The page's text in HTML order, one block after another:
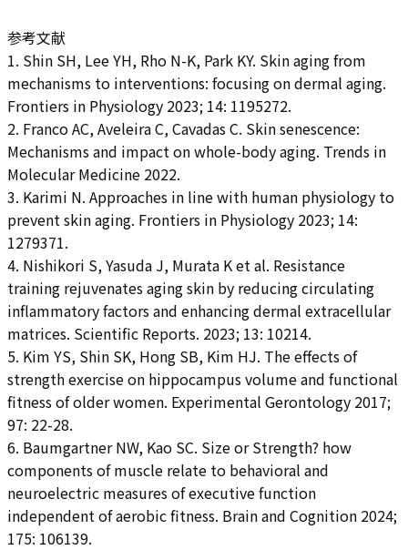
参考文献
1. Shin SH, Lee YH, Rho N-K, Park KY. Skin aging from
mechanisms to interventions: focusing on dermal aging.
Frontiers in Physiology 2023; 14: 1195272.
2. Franco AC, Aveleira C, Cavadas C. Skin senescence:
Mechanisms and impact on whole-body aging. Trends in
Molecular Medicine 2022.
3. Karimi N. Approaches in line with human physiology to
prevent skin aging. Frontiers in Physiology 2023; 14:
1279371.
4. Nishikori S, Yasuda J, Murata K et al. Resistance
training rejuvenates aging skin by reducing circulating
inflammatory factors and enhancing dermal extracellular
matrices. Scientific Reports. 2023; 13: 10214.
5. Kim YS, Shin SK, Hong SB, Kim HJ. The effects of
strength exercise on hippocampus volume and functional
fitness of older women. Experimental Gerontology 2017;
97: 22-28.
6. Baumgartner NW, Kao SC. Size or Strength? how
components of muscle relate to behavioral and
neuroelectric measures of executive function
independent of aerobic fitness. Brain and Cognition 2024;
175: 106139.